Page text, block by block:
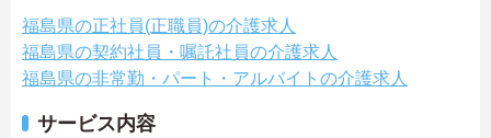
福島県の正社員(正職員)の介護求人
福島県の契約社員・嘱託社員の介護求人
福島県の非常勤・パート・アルバイトの介護求人
サービス内容